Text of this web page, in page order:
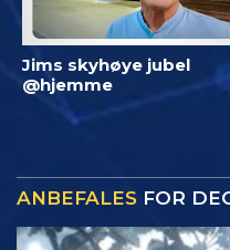
Jims skyhøye jubel
@hjemme
ANBEFALES FOR